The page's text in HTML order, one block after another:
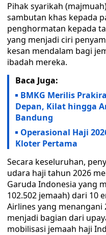
Pihak syarikah
sambutan khas kepada
penghormatan kepada
yang menjadi ciri
kesan mendalam bagi
ibadah mereka.
Baca Juga:
BMKG Merilis
Depan, Kilat hingga
Bandung
Operasional Haji
Kloter Pertama
Secara keseluruhan,
udara haji tahun 2026
Garuda Indonesia yang
102.502 jemaah) dari 10
Airlines yang menangani
menjadi bagian dari
mobilisasi jemaah haji